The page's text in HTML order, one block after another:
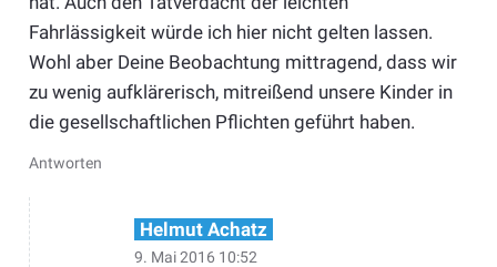
Fahrlässigkeit würde ich hier nicht gelten lassen.
Wohl aber Deine Beobachtung mittragend, dass wir
zu wenig aufklärerisch, mitreißend unsere Kinder in
die gesellschaftlichen Pflichten geführt haben.
Antworten
Helmut Achatz
9. Mai 2016 10:52